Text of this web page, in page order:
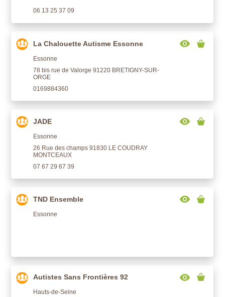
06 13 25 37 09
La Chalouette Autisme Essonne
Essonne
78 bis rue de Valorge 91220 BRETIGNY-SUR-
ORGE
0169884360
JADE
Essonne
26 Rue des champs 91830 LE COUDRAY
MONTCEAUX
07 67 29 67 39
TND Ensemble
Essonne
Autistes Sans Frontières 92
Hauts-de-Seine